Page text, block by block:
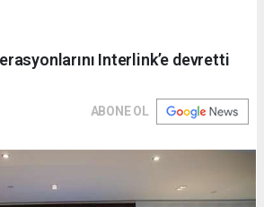
Interlink’e devretti
ABONE OL